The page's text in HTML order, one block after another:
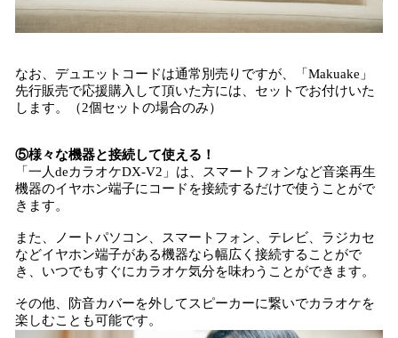
なお、デュエットコードは通常別売りですが、「Makuake」
先行販売で応援購入して頂いた方には、セットでお付けいた
します。（2個セットの場合のみ）
⑤様々な機器と接続して使える！
「一人deカラオケDX-V2」は、スマートフォンなど音楽再生
機器のイヤホン端子にコードを接続するだけで使うことがで
きます。
また、ノートパソコン、スマートフォン、テレビ、ラジカセ
などイヤホン端子がある機器なら幅広く接続することがで
き、いつでもすぐにカラオケ気分を味わうことができます。
その他、防音カバーを外してスピーカーに繋いでカラオケを
楽しむことも可能です。